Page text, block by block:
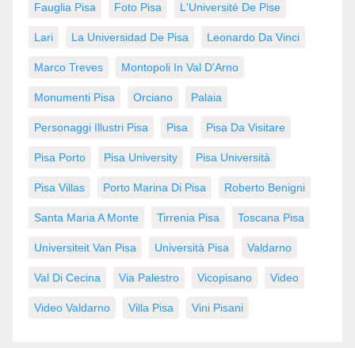
Fauglia Pisa Foto Pisa L'Université De Pise
Lari La Universidad De Pisa Leonardo Da Vinci
Marco Treves Montopoli In Val D'Arno
Monumenti Pisa Orciano Palaia
Personaggi Illustri Pisa Pisa Pisa Da Visitare
Pisa Porto Pisa University Pisa Università
Pisa Villas Porto Marina Di Pisa Roberto Benigni
Santa Maria A Monte Tirrenia Pisa Toscana Pisa
Universiteit Van Pisa Università Pisa Valdarno
Val Di Cecina Via Palestro Vicopisano Video
Video Valdarno Villa Pisa Vini Pisani